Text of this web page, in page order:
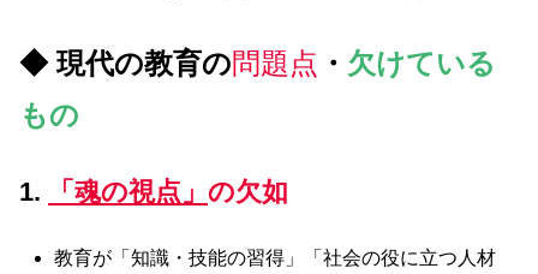
◆ 現代の教育の問題点 ・ 欠けている
もの
1. 「魂の視点」 の欠如
教育が「知識・技能の習得」「社会の役に立つ人材